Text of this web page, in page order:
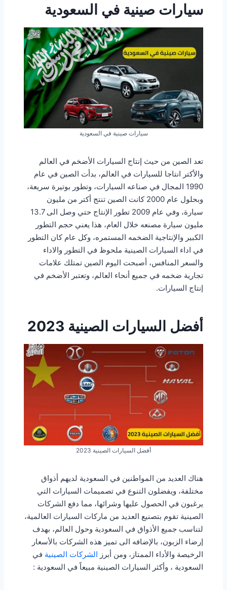
سيارات صينية في السعودية
سيارات صينية في السعودية
تعد الصين من حيث إنتاج السيارات الأضخم في العالم
والأكتر انتاجا للسيارات في العالم، بدأت الصين في عام
1990 المجال في صناعه السيارات، وتطور بوتيرة سريعة،
وبحلول عام 2000 كانت الصين تنتج أكتر من مليون
سيارة، وفي عام 2009 تطور الإنتاج حتي وصل الى 13.7
مليون سيارة مصنعه خلال العام، هذا يعني حجم التطور
الكبير والإنتاجية الضخمه المستمره، وكل عام كان التطور
في اداء السيارات الصينية ملحوظ في التطور والاداء
والسعر المنافس، أصبحت اليوم الصين تمتلك علامات
تجارية ضخمه في جميع أنحاء العالم، وتعتبر الأضخم في
إنتاج السيارات.
أفضل السيارات الصينية 2023
أفضل السيارات الصينية 2023
هناك العديد من المواطنين في السعودية لديهم أذواق
مختلفة، ويفضلون التنوع في تصميمات السيارات التي
يرغبون في الحصول عليها وشرائها، مما دفع الشركات
الصينية تقوم بتصنيع العديد من ماركات السيارات العالمية،
لتناسب جميع الأذواق في السعودية وحول العالم، بهدف
إرضاء الزبون، بالإضافه الى تميز هذه الشركات بالأسعار
الرخيصة والأداء الممتاز، ومن أبرز الشركات الصينية في
السعودية ، وأكثر السيارات الصينية مبيعاً في السعودية :